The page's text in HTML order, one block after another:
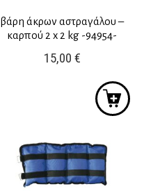
βάρη άκρων αστραγάλου –
καρπού 2 x 2 kg -94954-
15,00 €